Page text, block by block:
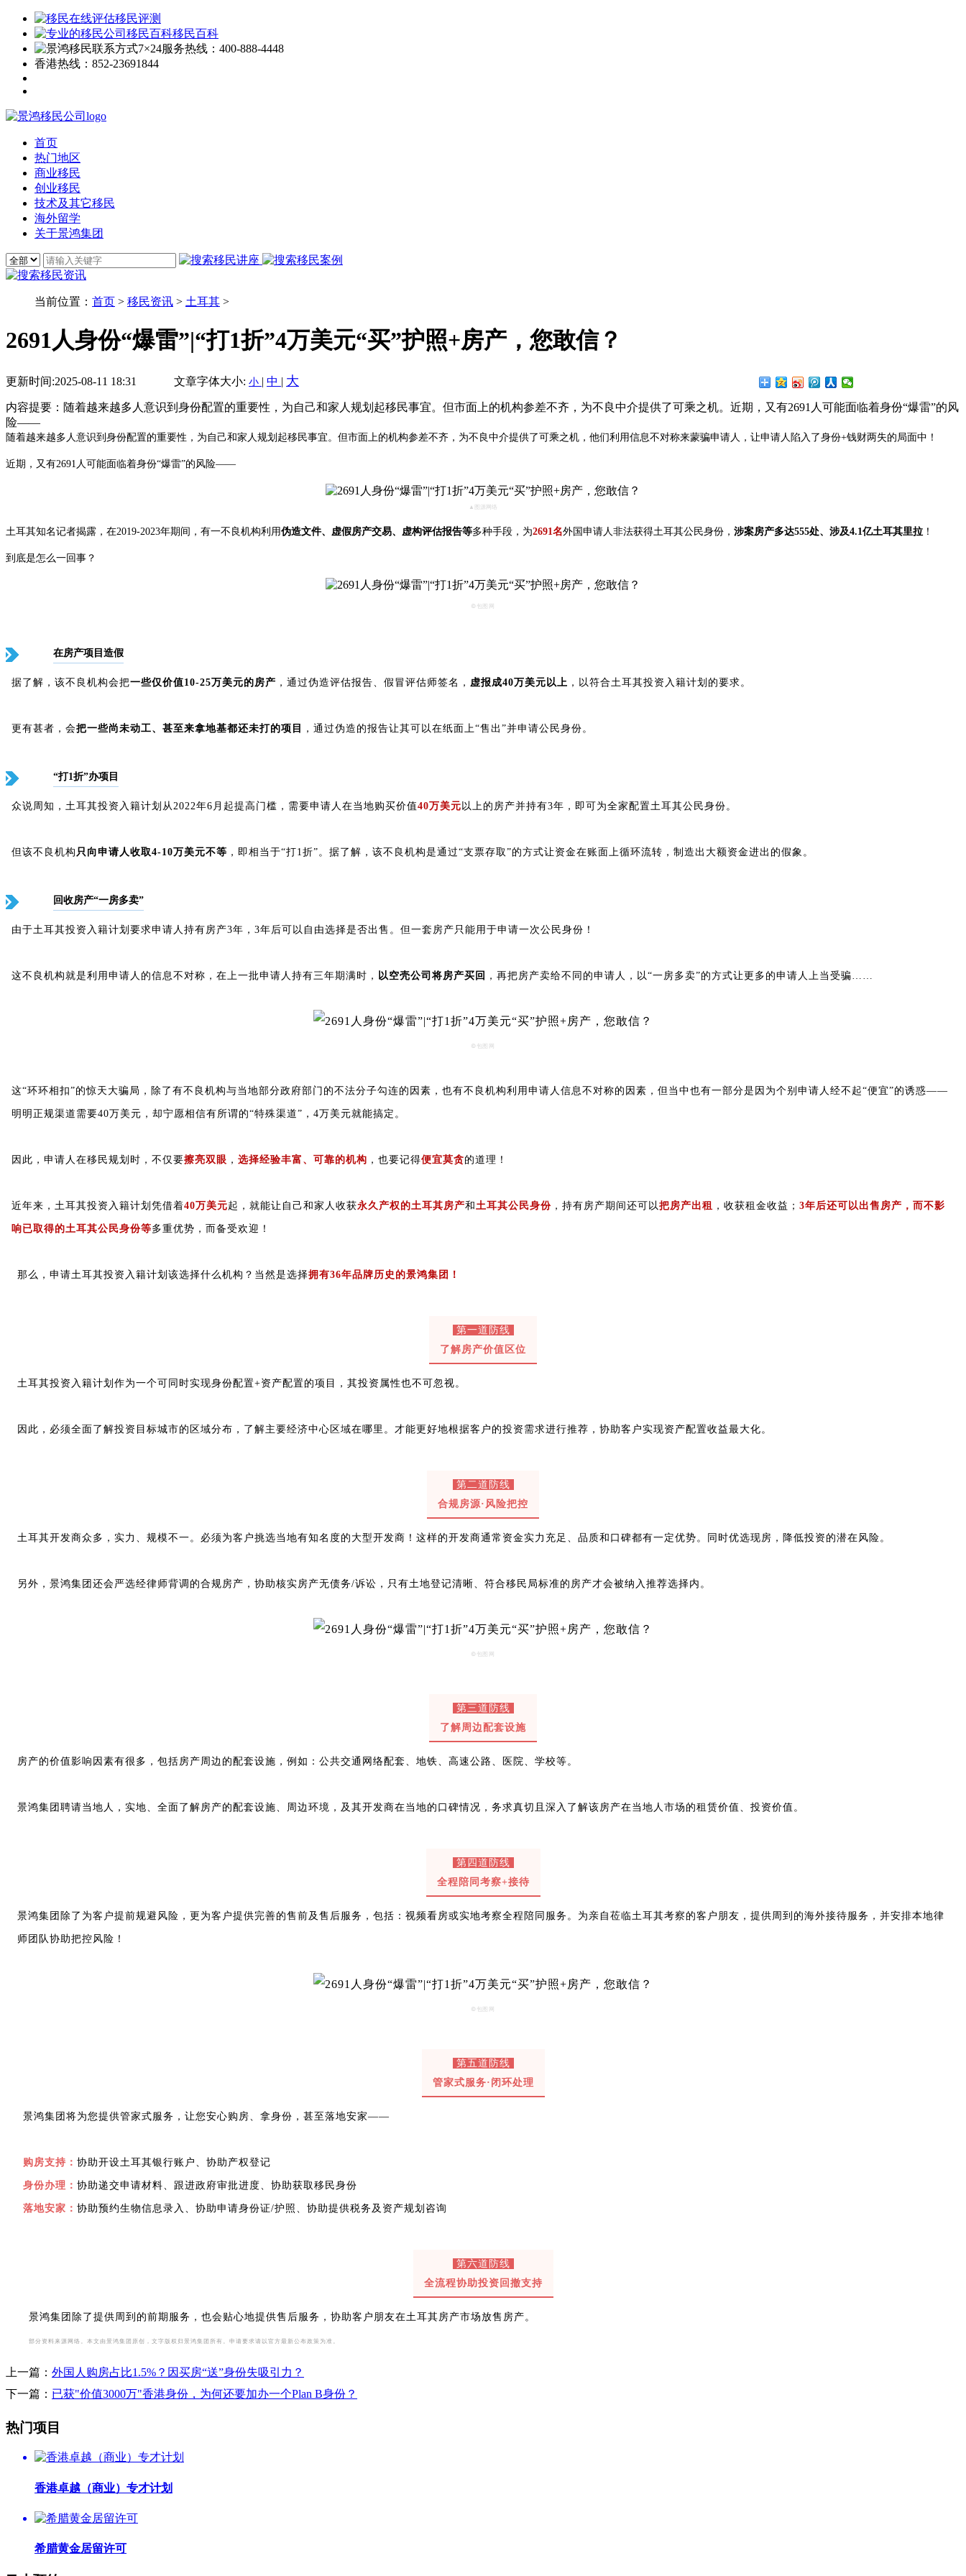
移民评测
移民百科
7×24服务热线： 400-888-4448
香港热线： 852-23691844
首页
热门地区
商业移民
创业移民
技术及其它移民
海外留学
关于景鸿集团
当前位置： 首页 > 移民资讯 > 土耳其 >
2691人身份“爆雷”|“打1折”4万美元“买”护照+房产，您敢信？
更新时间:2025-08-11 18:31 文章字体大小: 小 | 中 | 大
内容提要：随着越来越多人意识到身份配置的重要性，为自己和家人规划起移民事宜。但市面上的机构参差不齐，为不良中介提供了可乘之机。近期，又有2691人可能面临着身份“爆雷”的风
险——
随着越来越多人意识到身份配置的重要性，为自己和家人规划起移民事宜。但市面上的机构参差不齐，为不良中介提供了可乘之机，他们利用信息不对称来蒙骗申请人，让申请人陷入了身份+钱财两失的局面中！
近期，又有2691人可能面临着身份“爆雷”的风险——
▲图源网络
土耳其知名记者揭露，在2019-2023年期间，有一不良机构利用伪造文件、虚假房产交易、虚构评估报告等多种手段，为2691名外国申请人非法获得土耳其公民身份， 涉案房产多达555处、涉及4.1亿土耳其里拉 ！
到底是怎么一回事？
©包图网
在房产项目造假
据了解，该不良机构会把一些仅价值10-25万美元的房产 ，通过伪造评估报告、假冒评估师签名， 虚报成40万美元以上 ，以符合土耳其投资入籍计划的要求。
更有甚者，会把一些尚未动工、甚至来拿地基都还未打的项目 ，通过伪造的报告让其可以在纸面上“售出”并申请公民身份。
“打1折”办项目
众说周知，土耳其投资入籍计划从2022年6月起提高门槛，需要申请人在当地购买价值40万美元 以上的房产并持有3年，即可为全家配置土耳其公民身份。
但该不良机构 只向申请人收取4-10万美元不等 ，即相当于“打1折”。据了解，该不良机构是通过“支票存取”的方式让资金在账面上循环流转，制造出大额资金进出的假象。
回收房产“一房多卖”
由于土耳其投资入籍计划要求申请人持有房产3年，3年后可以自由选择是否出售。但一套房产只能用于申请一次公民身份！
这不良机构就是利用申请人的信息不对称，在上一批申请人持有三年期满时， 以空壳公司将房产买回 ，再把房产卖给不同的申请人，以“一房多卖”的方式让更多的申请人上当受骗……
©包图网
这“环环相扣”的惊天大骗局，除了有不良机构与当地部分政府部门的不法分子勾连的因素，也有不良机构利用申请人信息不对称的因素，但当中也有一部分是因为个别申请人经不起“便宜”的诱惑——
明明正规渠道需要40万美元，却宁愿相信有所谓的“特殊渠道”，4万美元就能搞定。
因此，申请人在移民规划时，不仅要擦亮双眼 ， 选择经验丰富、可靠的机构 ，也要记得便宜莫贪的道理！
近年来，土耳其投资入籍计划凭借着40万美元起，就能让自己和家人收获永久产权的土耳其房产和 土耳其公民身份 ，持有房产期间还可以 把房产出租 ，收获租金收益； 3年后还可以出售房产，而不影
响已取得的土耳其公民身份等多重优势，而备受欢迎！
那么，申请土耳其投资入籍计划该选择什么机构？当然是选择拥有36年品牌历史的景鸿集团 ！
第一道防线
了解房产价值区位
土耳其投资入籍计划作为一个可同时实现身份配置+资产配置的项目，其投资属性也不可忽视。
因此，必须全面了解投资目标城市的区域分布，了解主要经济中心区域在哪里。才能更好地根据客户的投资需求进行推荐，协助客户实现资产配置收益最大化。
第二道防线
合规房源·风险把控
土耳其开发商众多，实力、规模不一。必须为客户挑选当地有知名度的大型开发商！这样的开发商通常资金实力充足、品质和口碑都有一定优势。同时优选现房，降低投资的潜在风险。
另外，景鸿集团还会严选经律师背调的合规房产，协助核实房产无债务/诉讼，只有土地登记清晰、符合移民局标准的房产才会被纳入推荐选择内。
©包图网
第三道防线
了解周边配套设施
房产的价值影响因素有很多，包括房产周边的配套设施，例如：公共交通网络配套、地铁、高速公路、医院、学校等。
景鸿集团聘请当地人，实地、全面了解房产的配套设施、周边环境，及其开发商在当地的口碑情况，务求真切且深入了解该房产在当地人市场的租赁价值、投资价值。
第四道防线
全程陪同考察+接待
景鸿集团除了为客户提前规避风险，更为客户提供完善的售前及售后服务，包括：视频看房或实地考察全程陪同服务。为亲自莅临土耳其考察的客户朋友，提供周到的海外接待服务，并安排本地律
师团队协助把控风险！
©包图网
第五道防线
管家式服务·闭环处理
景鸿集团将为您提供管家式服务，让您安心购房、拿身份，甚至落地安家——
购房支持： 协助开设土耳其银行账户、协助产权登记
身份办理： 协助递交申请材料、跟进政府审批进度、协助获取移民身份
落地安家： 协助预约生物信息录入、协助申请身份证/护照、协助提供税务及资产规划咨询
第六道防线
全流程协助投资回撤支持
景鸿集团除了提供周到的前期服务，也会贴心地提供售后服务，协助客户朋友在土耳其房产市场放售房产。
部分资料来源网络。本文由景鸿集团原创，文字版权归景鸿集团所有。申请要求请以官方最新公布政策为准。
上一篇： 外国人购房占比1.5%？因买房“送”身份失吸引力？
下一篇： 已获"价值3000万"香港身份，为何还要加办一个Plan B身份？
热门项目
香港卓越（商业）专才计划
希腊黄金居留许可